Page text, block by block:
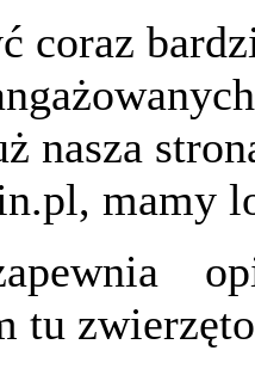
coraz
nasza
mamy
tu